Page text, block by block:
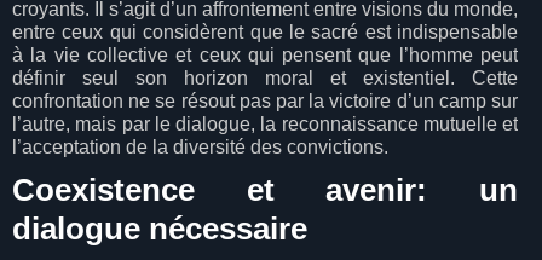
croyants. Il s’agit d’un affrontement entre visions du monde,
entre ceux qui considèrent que le sacré est indispensable
à la vie collective et ceux qui pensent que l’homme peut
définir seul son horizon moral et existentiel. Cette
confrontation ne se résout pas par la victoire d’un camp sur
l’autre, mais par le dialogue, la reconnaissance mutuelle et
l’acceptation de la diversité des convictions.
Coexistence et avenir: un
dialogue nécessaire